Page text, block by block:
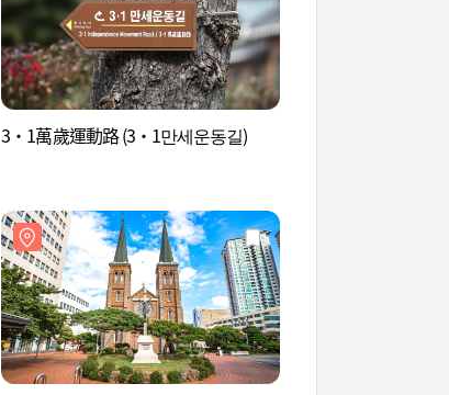
3·1萬歲運動路 (3·1만세운동길)